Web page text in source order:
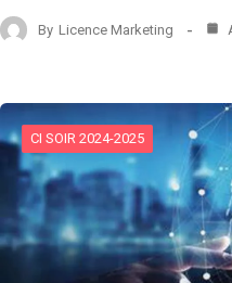
By Licence Marketing
CI SOIR 2024-2025